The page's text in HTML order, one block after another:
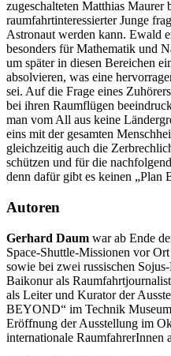
zugeschalteten Matthias Maurer
raumfahrtinteressierter Junge
Astronaut werden kann. Ewald
besonders für Mathematik und
um später in diesen Bereichen
absolvieren, was eine
sei. Auf die Frage eines
bei ihren Raumflügen
man vom All aus keine
eins mit der gesamten
gleichzeitig auch die
schützen und für die
denn dafür gibt es keinen „Plan
Autoren
Gerhard Daum war ab Ende
Space-Shuttle-Missionen vor
sowie bei zwei russischen
Baikonur als
als Leiter und Kurator der
BEYOND“ im Technik
Eröffnung der Ausstellung im
internationale RaumfahrerInnen